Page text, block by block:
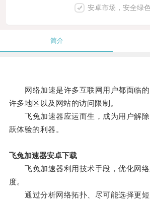
安卓市场，安全绿
简介
网络加速是许多互联网用户都面临的
许多地区以及网站的访问限制。
飞兔加速器应运而生，成为用户解除
跃体验的利器。
飞兔加速器安卓下载
飞兔加速器利用技术手段，优化网络
度。
通过分析网络拓扑、尽可能选择更短